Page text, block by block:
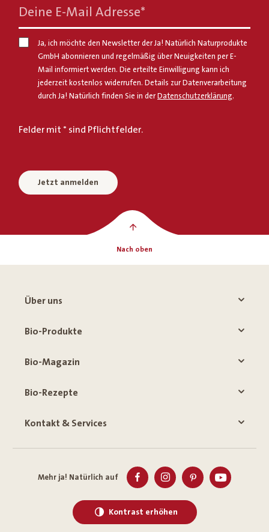
Deine E-Mail Adresse*
Ja, ich möchte den Newsletter der Ja! Natürlich Naturprodukte
GmbH abonnieren und regelmäßig über Neuigkeiten per E-
Mail informiert werden. Die erteilte Einwilligung kann ich
jederzeit kostenlos widerrufen. Details zur Datenverarbeitung
durch Ja! Natürlich finden Sie in der Datenschutzerklärung.
Felder mit * sind Pflichtfelder.
Jetzt anmelden
Nach oben
Über uns
Bio-Produkte
Bio-Magazin
Bio-Rezepte
Kontakt & Services
Mehr ja! Natürlich auf
Kontrast erhöhen